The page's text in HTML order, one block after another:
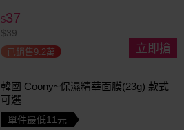
$37
$39
已銷售9.2萬 立即搶
韓國 Coony~保濕精華面膜(23g) 款式
可選
單件最低11元